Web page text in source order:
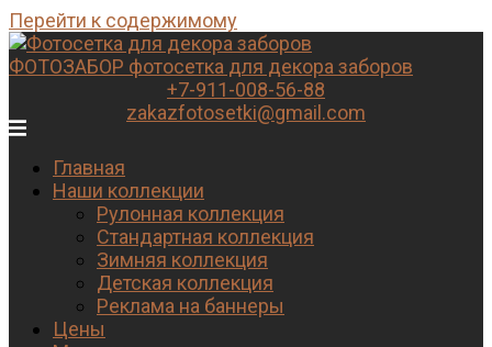
Перейти к содержимому
ФОТОЗАБОР фотосетка для декора заборов
+7-911-008-56-88
zakazfotosetki@gmail.com
Главная
Наши коллекции
Рулонная коллекция
Стандартная коллекция
Зимняя коллекция
Детская коллекция
Реклама на баннеры
Цены